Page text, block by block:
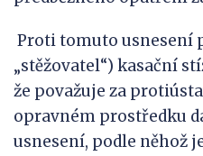
Proti tomuto usnesení
„stěžovatel“) kasační
že považuje za
opravném prostředku
usnesení, podle něhož